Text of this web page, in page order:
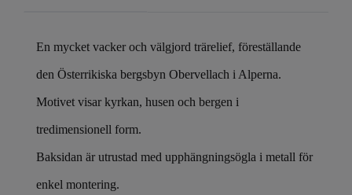
En mycket vacker och välgjord trärelief, föreställande
den Österrikiska bergsbyn Obervellach i Alperna.
Motivet visar kyrkan, husen och bergen i
tredimensionell form.
Baksidan är utrustad med upphängningsögla i metall för
enkel montering.